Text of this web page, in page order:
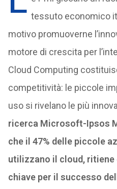
tessuto economico
motivo promuoverne
motore di crescita per
Cloud Computing
competitività: le piccole
uso si rivelano le più
ricerca Microsoft-Ipsos
che il 47% delle piccole
utilizzano il cloud, ritiene
chiave per il successo